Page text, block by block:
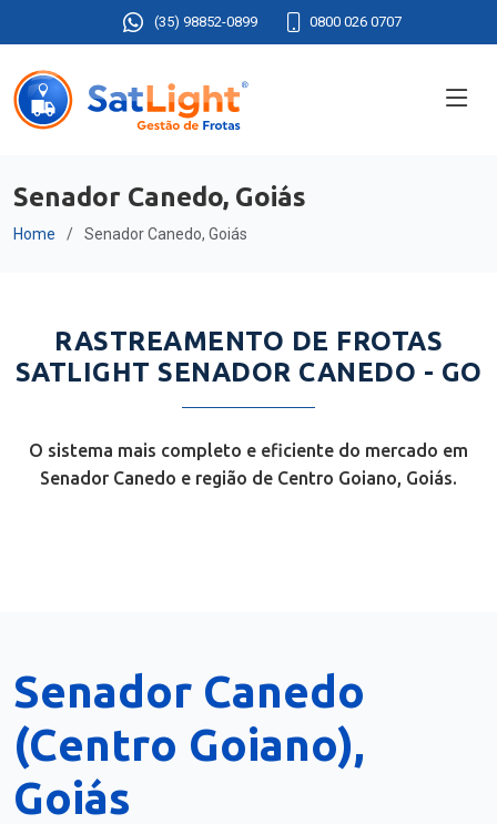
(35) 98852-0899 0800 026 0707
Senador Canedo, Goiás
Home Senador Canedo, Goiás
RASTREAMENTO DE FROTAS
SATLIGHT SENADOR CANEDO - GO
O sistema mais completo e eficiente do mercado em
Senador Canedo e região de Centro Goiano, Goiás.
Senador Canedo
(Centro Goiano),
Goiás